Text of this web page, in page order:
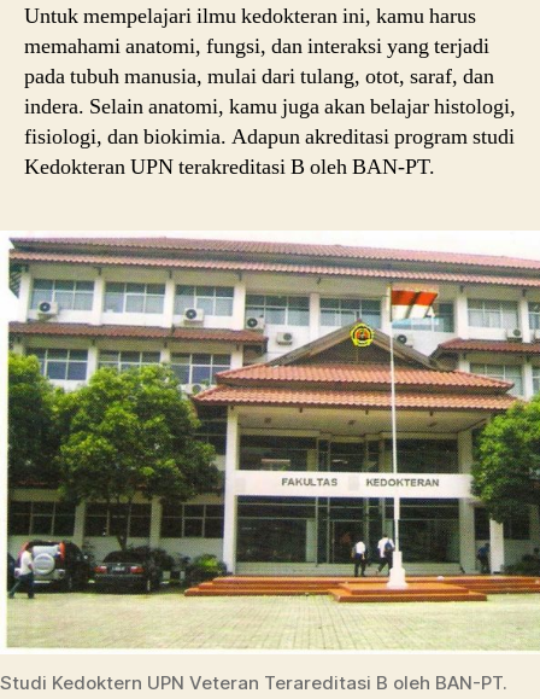
Untuk mempelajari ilmu kedokteran ini, kamu harus
memahami anatomi, fungsi, dan interaksi yang terjadi
pada tubuh manusia, mulai dari tulang, otot, saraf, dan
indera. Selain anatomi, kamu juga akan belajar histologi,
fisiologi, dan biokimia. Adapun akreditasi program studi
Kedokteran UPN terakreditasi B oleh BAN-PT.
Studi Kedoktern UPN Veteran Terareditasi B oleh BAN-PT.